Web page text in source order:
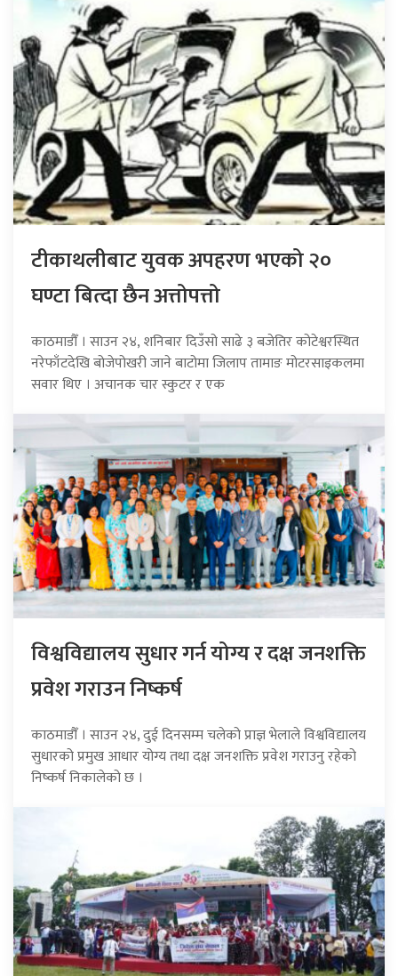
टीकाथलीबाट युवक अपहरण भएको २०
घण्टा बित्दा छैन अत्तोपत्तो
काठमाडौँ । साउन २४, शनिबार दिउँसो साढे ३ बजेतिर कोटेश्वरस्थित
नरेफाँटदेखि बोजेपोखरी जाने बाटोमा जिलाप तामाङ मोटरसाइकलमा
सवार थिए । अचानक चार स्कुटर र एक
विश्वविद्यालय सुधार गर्न योग्य र दक्ष जनशक्ति
प्रवेश गराउन निष्कर्ष
काठमाडौँ । साउन २४, दुई दिनसम्म चलेको प्राज्ञ भेलाले विश्वविद्यालय
सुधारको प्रमुख आधार योग्य तथा दक्ष जनशक्ति प्रवेश गराउनु रहेको
निष्कर्ष निकालेको छ ।